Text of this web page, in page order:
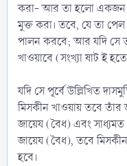
করা- আর তা হলো একজন
মুক্ত করা। তবে, যে তা পেল
পালন করবে; আর যদি সে
খাওয়াবে (সংখ্যা ষাট ই
যদি সে পূর্বে উল্লিখিত
মিসকীন খাওয়ায় তবে
জায়েয (বৈধ) এবং
জায়েয (বৈধ), তবে
হবে।